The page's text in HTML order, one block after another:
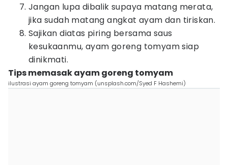
Jangan lupa dibalik supaya matang merata,
jika sudah matang angkat ayam dan tiriskan.
Sajikan diatas piring bersama saus
kesukaanmu, ayam goreng tomyam siap
dinikmati.
Tips memasak ayam goreng tomyam
ilustrasi ayam goreng tomyam (unsplash.com/Syed F Hashemi)